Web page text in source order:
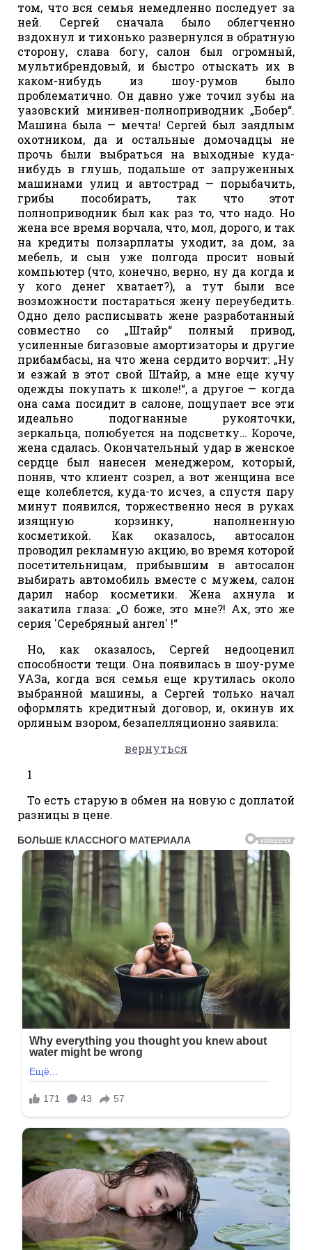
том, что вся семья немедленно последует за
ней. Сергей сначала было облегченно
вздохнул и тихонько развернулся в обратную
сторону, слава богу, салон был огромный,
мультибрендовый, и быстро отыскать их в
каком-нибудь из шоу-румов было
проблематично. Он давно уже точил зубы на
уазовский минивен-полноприводник „Бобер“.
Машина была — мечта! Сергей был заядлым
охотником, да и остальные домочадцы не
прочь были выбраться на выходные куда-
нибудь в глушь, подальше от запруженных
машинами улиц и автострад — порыбачить,
грибы пособирать, так что этот
полноприводник был как раз то, что надо. Но
жена все время ворчала, что, мол, дорого, и так
на кредиты ползарплаты уходит, за дом, за
мебель, и сын уже полгода просит новый
компьютер (что, конечно, верно, ну да когда и
у кого денег хватает?), а тут были все
возможности постараться жену переубедить.
Одно дело расписывать жене разработанный
совместно со „Штайр“ полный привод,
усиленные бигазовые амортизаторы и другие
прибамбасы, на что жена сердито ворчит: „Ну
и езжай в этот свой Штайр, а мне еще кучу
одежды покупать к школе!“, а другое — когда
она сама посидит в салоне, пощупает все эти
идеально подогнанные рукояточки,
зеркальца, полюбуется на подсветку… Короче,
жена сдалась. Окончательный удар в женское
сердце был нанесен менеджером, который,
поняв, что клиент созрел, а вот женщина все
еще колеблется, куда-то исчез, а спустя пару
минут появился, торжественно неся в руках
изящную корзинку, наполненную
косметикой. Как оказалось, автосалон
проводил рекламную акцию, во время которой
посетительницам, прибывшим в автосалон
выбирать автомобиль вместе с мужем, салон
дарил набор косметики. Жена ахнула и
закатила глаза: „О боже, это мне?! Ах, это же
серия 'Серебряный ангел' !“
Но, как оказалось, Сергей недооценил
способности тещи. Она появилась в шоу-руме
УАЗа, когда вся семья еще крутилась около
выбранной машины, а Сергей только начал
оформлять кредитный договор, и, окинув их
орлиным взором, безапелляционно заявила:
вернуться
1
То есть старую в обмен на новую с доплатой
разницы в цене.